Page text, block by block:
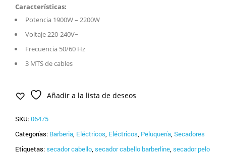
Características:
Potencia 1900W – 2200W
Voltaje 220-240V~
Frecuencia 50/60 Hz
3 MTS de cables
Añadir a la lista de deseos
SKU:06475
Categorías: Barberia, Eléctricos, Eléctricos, Peluquería, Secadores
Etiquetas:secador cabello, secador cabello barberline, secador pelo